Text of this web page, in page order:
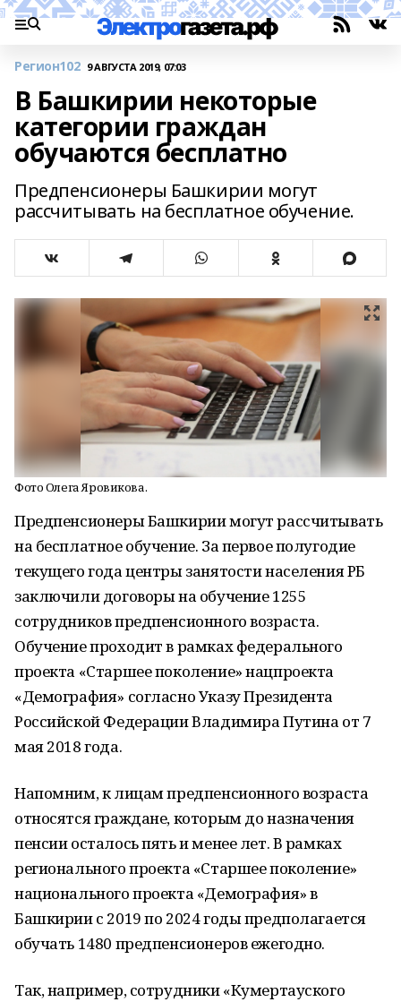
Регион102 9 АВГУСТА 2019, 07:03
В Башкирии некоторые
категории граждан
обучаются бесплатно
Предпенсионеры Башкирии могут
рассчитывать на бесплатное обучение.
Фото Олега Яровикова.
Предпенсионеры Башкирии могут рассчитывать
на бесплатное обучение. За первое полугодие
текущего года центры занятости населения РБ
заключили договоры на обучение 1255
сотрудников предпенсионного возраста.
Обучение проходит в рамках федерального
проекта «Старшее поколение» нацпроекта
«Демография» согласно Указу Президента
Российской Федерации Владимира Путина от 7
мая 2018 года.
Напомним, к лицам предпенсионного возраста
относятся граждане, которым до назначения
пенсии осталось пять и менее лет. В рамках
регионального проекта «Старшее поколение»
национального проекта «Демография» в
Башкирии с 2019 по 2024 годы предполагается
обучать 1480 предпенсионеров ежегодно.
Так, например, сотрудники «Кумертауского